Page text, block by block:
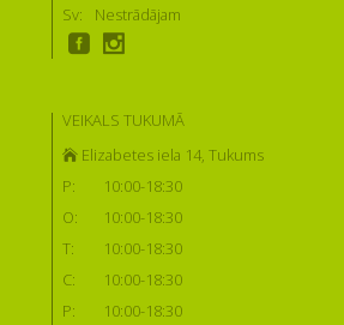
Sv:
Nestrādājam
VEIKALS TUKUMĀ
Elizabetes iela 14, Tukums
P:
10:00-18:30
O:
10:00-18:30
T:
10:00-18:30
C:
10:00-18:30
P:
10:00-18:30